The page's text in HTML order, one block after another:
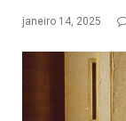
janeiro 14, 2025